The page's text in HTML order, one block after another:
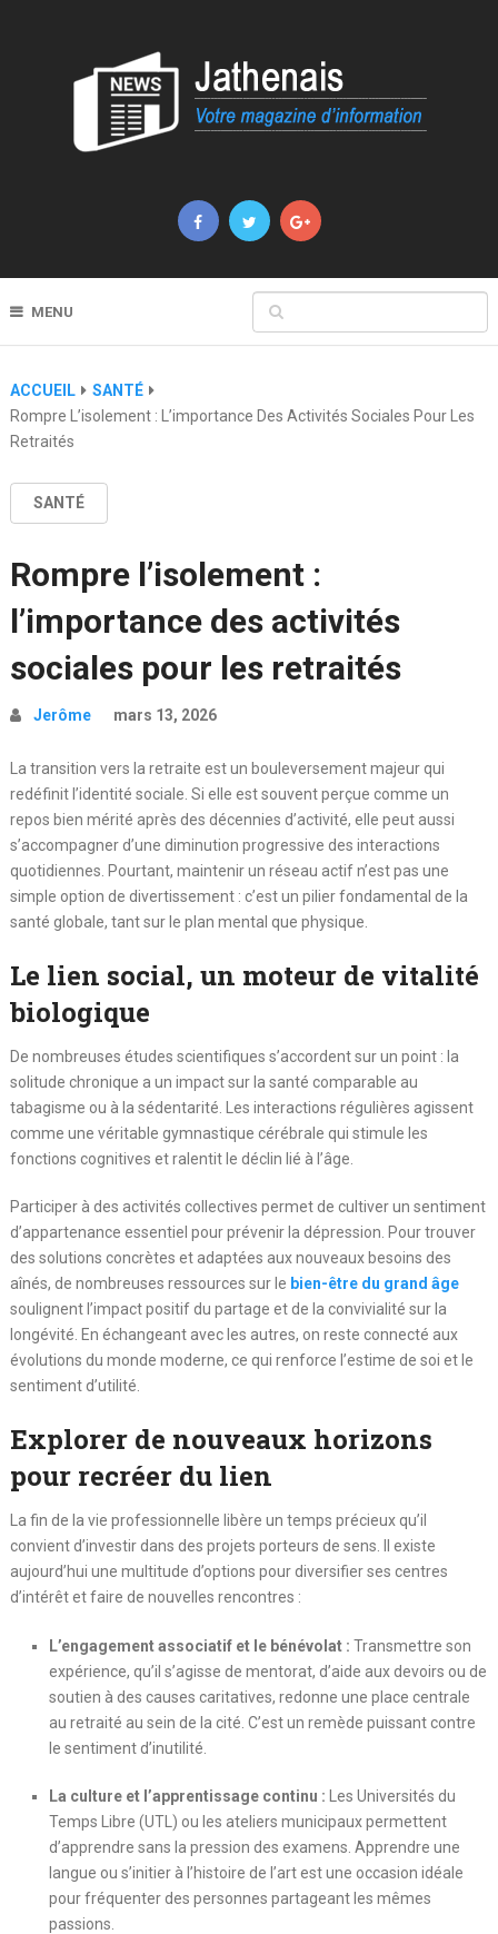
MENU
ACCUEIL
SANTÉ
Rompre L’isolement : L’importance Des Activités Sociales Pour Les
Retraités
SANTÉ
Rompre l’isolement :
l’importance des activités
sociales pour les retraités
Jerôme mars 13, 2026
La transition vers la retraite est un bouleversement majeur qui
redéfinit l’identité sociale. Si elle est souvent perçue comme un
repos bien mérité après des décennies d’activité, elle peut aussi
s’accompagner d’une diminution progressive des interactions
quotidiennes. Pourtant, maintenir un réseau actif n’est pas une
simple option de divertissement : c’est un pilier fondamental de la
santé globale, tant sur le plan mental que physique.
Le lien social, un moteur de vitalité
biologique
De nombreuses études scientifiques s’accordent sur un point : la
solitude chronique a un impact sur la santé comparable au
tabagisme ou à la sédentarité. Les interactions régulières agissent
comme une véritable gymnastique cérébrale qui stimule les
fonctions cognitives et ralentit le déclin lié à l’âge.
Participer à des activités collectives permet de cultiver un sentiment
d’appartenance essentiel pour prévenir la dépression. Pour trouver
des solutions concrètes et adaptées aux nouveaux besoins des
aînés, de nombreuses ressources sur le bien-être du grand âge
soulignent l’impact positif du partage et de la convivialité sur la
longévité. En échangeant avec les autres, on reste connecté aux
évolutions du monde moderne, ce qui renforce l’estime de soi et le
sentiment d’utilité.
Explorer de nouveaux horizons
pour recréer du lien
La fin de la vie professionnelle libère un temps précieux qu’il
convient d’investir dans des projets porteurs de sens. Il existe
aujourd’hui une multitude d’options pour diversifier ses centres
d’intérêt et faire de nouvelles rencontres :
L’engagement associatif et le bénévolat : Transmettre son
expérience, qu’il s’agisse de mentorat, d’aide aux devoirs ou de
soutien à des causes caritatives, redonne une place centrale
au retraité au sein de la cité. C’est un remède puissant contre
le sentiment d’inutilité.
La culture et l’apprentissage continu : Les Universités du
Temps Libre (UTL) ou les ateliers municipaux permettent
d’apprendre sans la pression des examens. Apprendre une
langue ou s’initier à l’histoire de l’art est une occasion idéale
pour fréquenter des personnes partageant les mêmes
passions.